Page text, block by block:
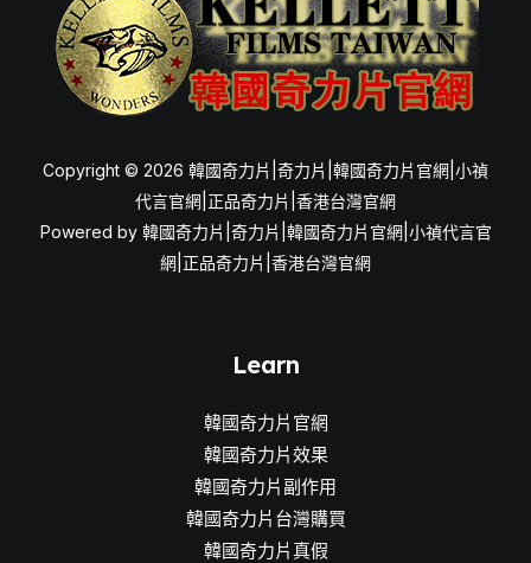
Copyright © 2026 韓國奇力片|奇力片|韓國奇力片官網|小禎
代言官網|正品奇力片|香港台灣官網
Powered by 韓國奇力片|奇力片|韓國奇力片官網|小禎代言官
網|正品奇力片|香港台灣官網
Learn
韓國奇力片官網
韓國奇力片效果
韓國奇力片副作用
韓國奇力片台灣購買
韓國奇力片真假